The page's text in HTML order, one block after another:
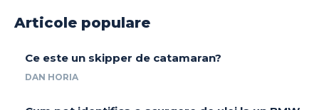
Articole populare
Ce este un skipper de catamaran?
DAN HORIA